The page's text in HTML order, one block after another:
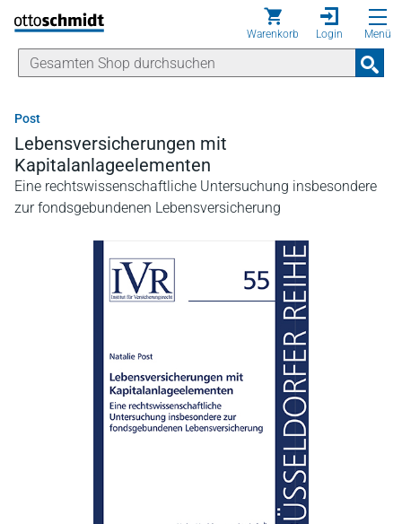
Direkt zum Inhalt
Warenkorb Login Menü
Post
Lebensversicherungen mit
Kapitalanlageelementen
Eine rechtswissenschaftliche Untersuchung insbesondere
zur fondsgebundenen Lebensversicherung